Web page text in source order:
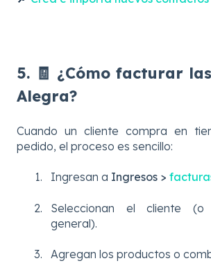
5. 🧾 ¿Cómo facturar
Alegra?
Cuando un cliente compra en
pedido, el proceso es sencillo:
Ingresan a Ingresos >
Seleccionan el cliente (o
general).
Agregan los productos o